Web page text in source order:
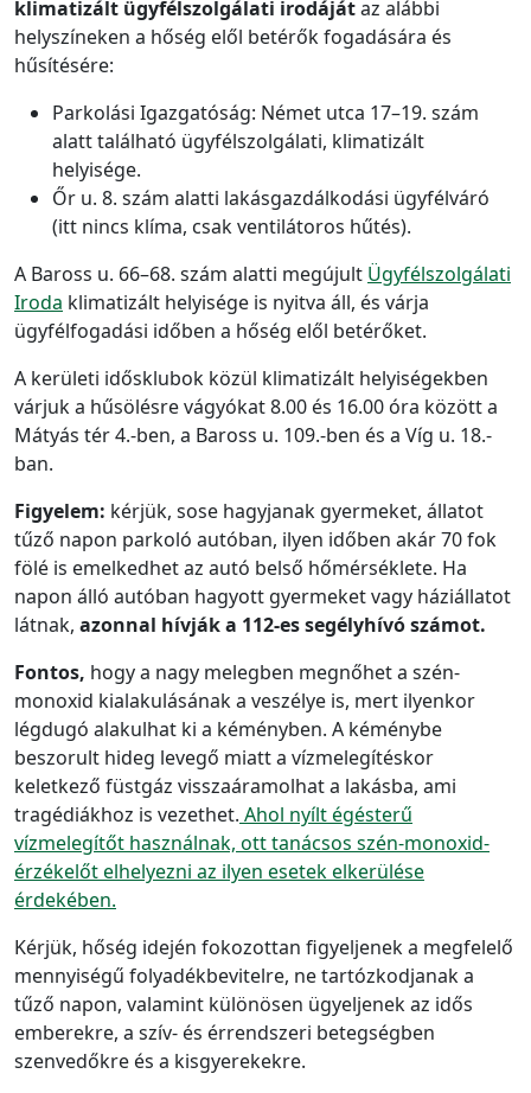
klimatizált ügyfélszolgálati irodájátaz alábbi
helyszíneken a hőség elől betérők fogadására és
hűsítésére:
Parkolási Igazgatóság: Német utca 17–19. szám
alatt található ügyfélszolgálati, klimatizált
helyisége.
Őr u. 8. szám alatti lakásgazdálkodási ügyfélváró
(itt nincs klíma, csak ventilátoros hűtés).
A Baross u. 66–68. szám alatti megújult Ügyfélszolgálati
Iroda klimatizált helyisége is nyitva áll, és várja
ügyfélfogadási időben a hőség elől betérőket.
A kerületi idősklubok közül klimatizált helyiségekben
várjuk a hűsölésre vágyókat 8.00 és 16.00 óra között a
Mátyás tér 4.-ben, a Baross u. 109.-ben és a Víg u. 18.-
ban.
Figyelem: kérjük, sose hagyjanak gyermeket, állatot
tűző napon parkoló autóban, ilyen időben akár 70 fok
fölé is emelkedhet az autó belső hőmérséklete. Ha
napon álló autóban hagyott gyermeket vagy háziállatot
látnak, azonnal hívják a 112-es segélyhívó számot.
Fontos, hogy a nagy melegben megnőhet a szén-
monoxid kialakulásának a veszélye is, mert ilyenkor
légdugó alakulhat ki a kéményben. A kéménybe
beszorult hideg levegő miatt a vízmelegítéskor
keletkező füstgáz visszaáramolhat a lakásba, ami
tragédiákhoz is vezethet. Ahol nyílt égésterű
vízmelegítőt használnak, ott tanácsos szén-monoxid-
érzékelőt elhelyezni az ilyen esetek elkerülése
érdekében.
Kérjük, hőség idején fokozottan figyeljenek a megfelelő
mennyiségű folyadékbevitelre, ne tartózkodjanak a
tűző napon, valamint különösen ügyeljenek az idős
emberekre, a szív- és érrendszeri betegségben
szenvedőkre és a kisgyerekekre.